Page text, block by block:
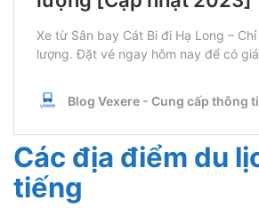
Các địa điểm du
tiếng